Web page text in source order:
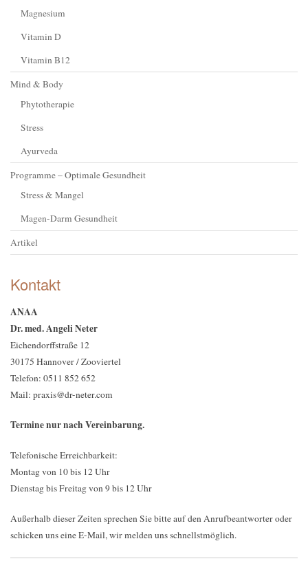
Magnesium
Vitamin D
Vitamin B12
Mind & Body
Phytotherapie
Stress
Ayurveda
Programme – Optimale Gesundheit
Stress & Mangel
Magen-Darm Gesundheit
Artikel
Kontakt
ANAA
Dr. med. Angeli Neter
Eichendorffstraße 12
30175 Hannover / Zooviertel
Telefon: 0511 852 652
Mail: praxis@dr-neter.com
Termine nur nach Vereinbarung.
Telefonische Erreichbarkeit:
Montag von 10 bis 12 Uhr
Dienstag bis Freitag von 9 bis 12 Uhr
Außerhalb dieser Zeiten sprechen Sie bitte auf den Anrufbeantworter oder
schicken uns eine E-Mail, wir melden uns schnellstmöglich.